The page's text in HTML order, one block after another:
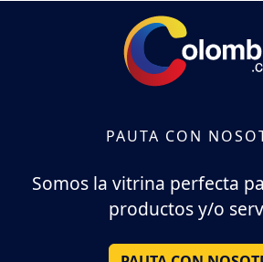
PAUTA CON
Somos la vitrina perfecta
productos y/o